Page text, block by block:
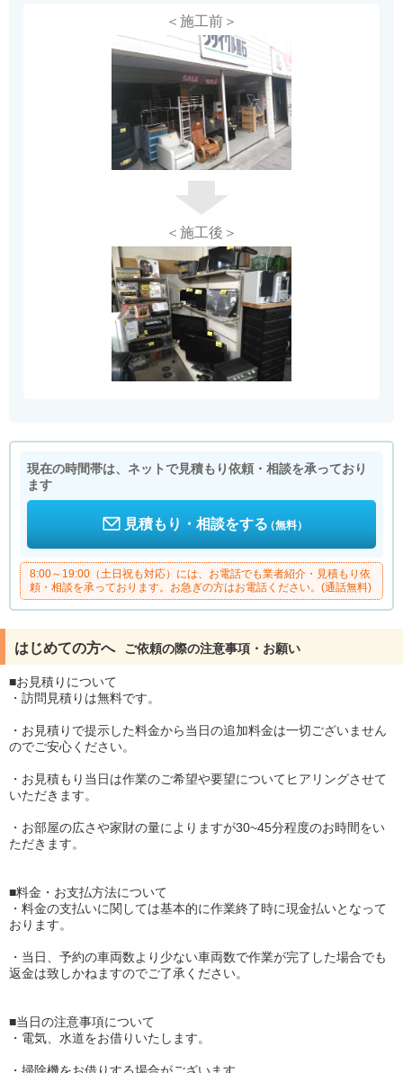
＜施工前＞
＜施工後＞
現在の時間帯は、ネットで見積もり依頼・相談を承っており
ます
見積もり・相談をする（無料）
8:00～19:00（土日祝も対応）には、お電話でも業者紹介・見積もり依
頼・相談を承っております。お急ぎの方はお電話ください。(通話無料)
はじめての方へ ご依頼の際の注意事項・お願い
■お見積りについて
・訪問見積りは無料です。
・お見積りで提示した料金から当日の追加料金は一切ございません
のでご安心ください。
・お見積もり当日は作業のご希望や要望についてヒアリングさせて
いただきます。
・お部屋の広さや家財の量によりますが30~45分程度のお時間をい
ただきます。
■料金・お支払方法について
・料金の支払いに関しては基本的に作業終了時に現金払いとなって
おります。
・当日、予約の車両数より少ない車両数で作業が完了した場合でも
返金は致しかねますのでご了承ください。
■当日の注意事項について
・電気、水道をお借りいたします。